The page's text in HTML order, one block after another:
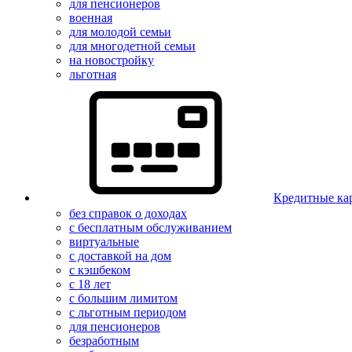
для пенсионеров
военная
для молодой семьи
для многодетной семьи
на новостройку
льготная
Кредитные
без справок о доходах
с бесплатным обслуживанием
виртуальные
с доставкой на дом
с кэшбеком
с 18 лет
с большим лимитом
с льготным периодом
для пенсионеров
безработным